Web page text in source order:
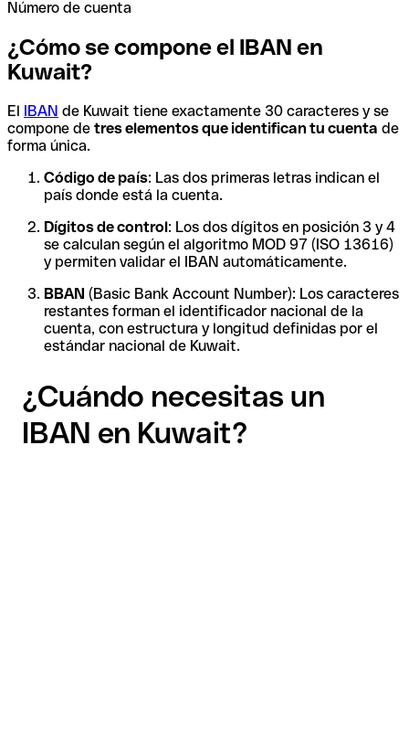
Número de cuenta
¿Cómo se compone el IBAN en
Kuwait?
El IBAN de Kuwait tiene exactamente 30 caracteres y se
compone de tres elementos que identifican tu cuenta de
forma única.
Código de país: Las dos primeras letras indican el
país donde está la cuenta.
Dígitos de control: Los dos dígitos en posición 3 y 4
se calculan según el algoritmo MOD 97 (ISO 13616)
y permiten validar el IBAN automáticamente.
BBAN (Basic Bank Account Number): Los caracteres
restantes forman el identificador nacional de la
cuenta, con estructura y longitud definidas por el
estándar nacional de Kuwait.
¿Cuándo necesitas un
IBAN en Kuwait?